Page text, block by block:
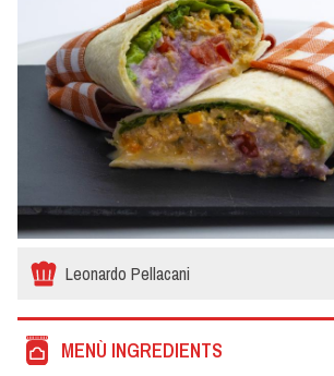
Leonardo Pellacani
MENÙ INGREDIENTS